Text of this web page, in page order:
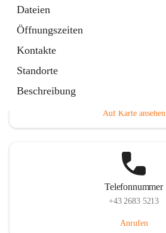
Dateien
Öffnungszeiten
Kontakte
Standorte
Beschreibung
Auf Karte ansehen
Telefonnummer
+43 2683 5213
Anrufen